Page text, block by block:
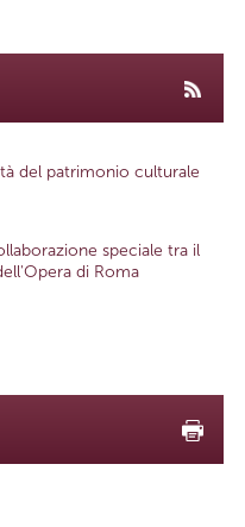
del patrimonio culturale
speciale tra il
di Roma